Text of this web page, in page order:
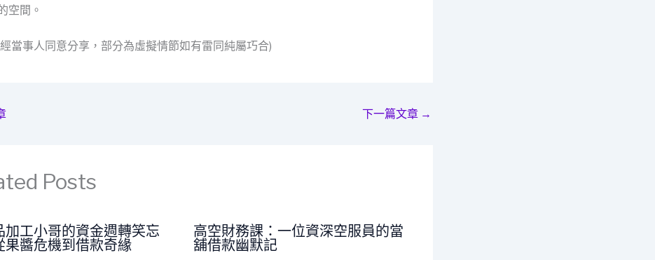
空間。
當事人同意分享，部分為虛擬情節如有雷同純屬巧合)
下一篇文章 →
Posts
加工小哥的資金週轉笑忘
果醬危機到借款奇緣
高空財務課：一位資深空服員的當
舖借款幽默記